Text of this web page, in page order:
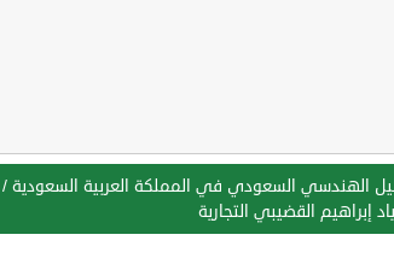
الهندسي السعودي في المملكة العربية السعودية /
إبراهيم القضيبي التجارية